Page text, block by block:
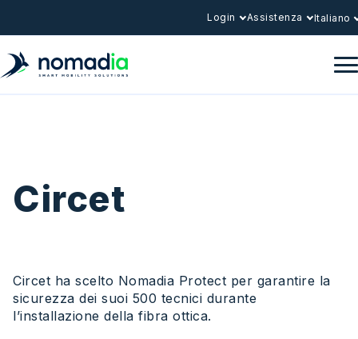
Login Assistenza Italiano
Circet
Circet ha scelto Nomadia Protect per garantire la
sicurezza dei suoi 500 tecnici durante
l’installazione della fibra ottica.